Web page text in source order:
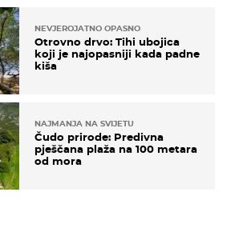
NEVJEROJATNO OPASNO
Otrovno drvo: Tihi ubojica
koji je najopasniji kada padne
kiša
NAJMANJA NA SVIJETU
Čudo prirode: Predivna
pješčana plaža na 100 metara
od mora